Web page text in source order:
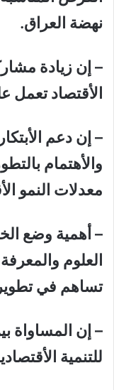
نهضة العراق.
– إن زيادة
الأقتصاد تعمل
– إن دعم
والأهتمام
معدلات النمو
– أهمية وضع
العلوم والمعرفة
تساهم في تطوير
– إن المساواة
للتنمية